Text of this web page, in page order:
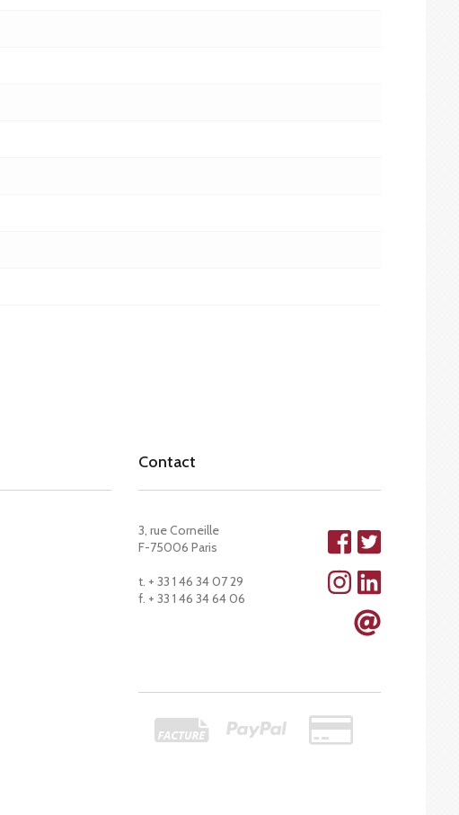
Contact
3, rue Corneille
F-75006 Paris
t. + 33 1 46 34 07 29
f. + 33 1 46 34 64 06